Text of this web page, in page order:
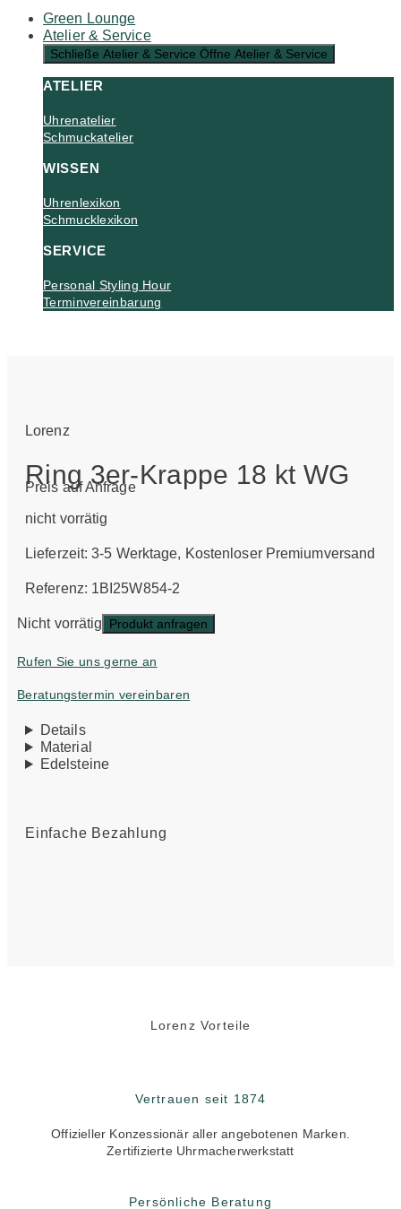
Green Lounge
Atelier & Service
Schließe Atelier & Service Öffne Atelier & Service
ATELIER
Uhrenatelier
Schmuckatelier
WISSEN
Uhrenlexikon
Schmucklexikon
SERVICE
Personal Styling Hour
Terminvereinbarung
Lorenz
Ring 3er-Krappe 18 kt WG
Preis auf Anfrage
nicht vorrätig
Lieferzeit:3-5 Werktage, Kostenloser Premiumversand
Referenz: 1BI25W854-2
Nicht vorrätig Produkt anfragen
Rufen Sie uns gerne an
Beratungstermin vereinbaren
Details
Material
Edelsteine
Einfache Bezahlung
Lorenz Vorteile
Vertrauen seit 1874
Offizieller Konzessionär aller angebotenen Marken.
Zertifizierte Uhrmacherwerkstatt
Persönliche Beratung